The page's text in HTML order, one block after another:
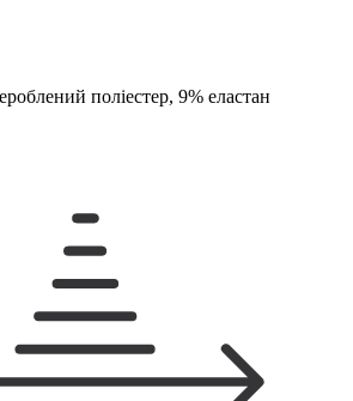
поліестер, 9% еластан